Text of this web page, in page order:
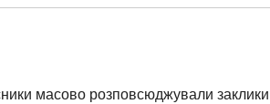
масово розповсюджували заклики